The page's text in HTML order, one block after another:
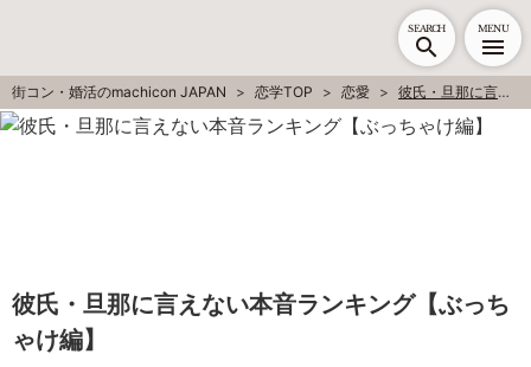
SEARCH MENU
街コン・婚活のmachicon JAPAN 恋学TOP 恋愛 彼氏・旦那に言えない本音ランキング【ぶっちゃけ編】
彼氏・旦那に言えない本音ランキング【ぶっち
ゃけ編】